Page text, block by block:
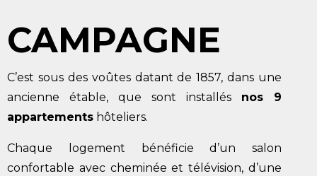
CAMPAGNE
C’est sous des voûtes datant de 1857, dans une
ancienne étable, que sont installés nos 9
appartements hôteliers.
Chaque logement bénéficie d’un salon
confortable avec cheminée ettélévision, d’une